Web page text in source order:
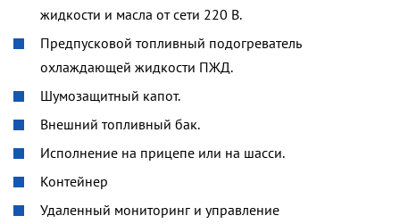
жидкости и масла от сети 220 В.
Предпусковой топливный подогреватель
охлаждающей жидкости ПЖД.
Шумозащитный капот.
Внешний топливный бак.
Исполнение на прицепе или на шасси.
Контейнер
Удаленный мониторинг и управление